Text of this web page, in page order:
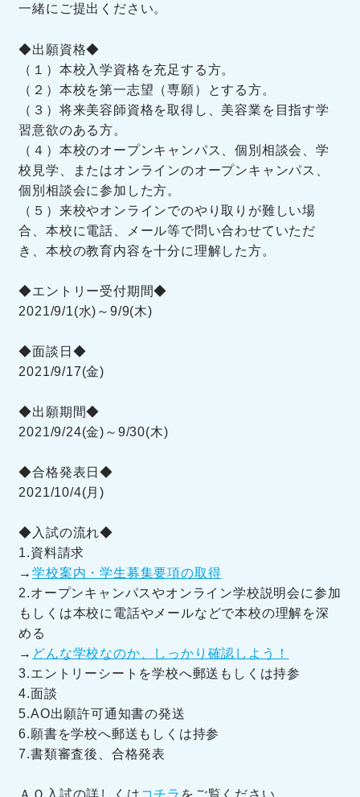
一緒にご提出ください。
◆出願資格◆
（１）本校入学資格を充足する方。
（２）本校を第一志望（専願）とする方。
（３）将来美容師資格を取得し、美容業を目指す学
習意欲のある方。
（４）本校のオープンキャンパス、個別相談会、学
校見学、またはオンラインのオープンキャンパス、
個別相談会に参加した方。
（５）来校やオンラインでのやり取りが難しい場
合、本校に電話、メール等で問い合わせていただ
き、本校の教育内容を十分に理解した方。
◆エントリー受付期間◆
2021/9/1(水)～9/9(木)
◆面談日◆
2021/9/17(金)
◆出願期間◆
2021/9/24(金)～9/30(木)
◆合格発表日◆
2021/10/4(月)
◆入試の流れ◆
1.資料請求
→学校案内・学生募集要項の取得
2.オープンキャンパスやオンライン学校説明会に参加
もしくは本校に電話やメールなどで本校の理解を深
める
→ どんな学校なのか、しっかり確認しよう！
3.エントリーシートを学校へ郵送もしくは持参
4.面談
5.AO出願許可通知書の発送
6.願書を学校へ郵送もしくは持参
7.書類審査後、合格発表
ＡＯ入試の詳しくは コチラ をご覧ください。